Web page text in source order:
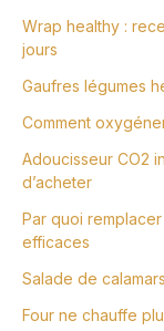
Wrap healthy :
jours
Gaufres légumes
Comment
Adoucisseur CO2
d’acheter
Par quoi
efficaces
Salade de
Four ne chauffe